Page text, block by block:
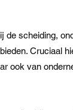
scheiding,
Cruciaal
ook van